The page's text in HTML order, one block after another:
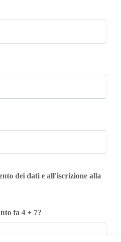
dei dati e all'iscrizione alla
fa 4 + 7?